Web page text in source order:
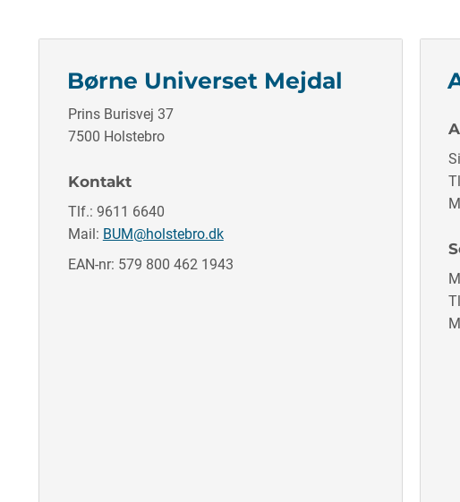
Børne Universet Mejdal
Prins Burisvej 37
7500 Holstebro
Kontakt
Tlf.: 9611 6640
Mail: BUM@holstebro.dk
EAN-nr: 579 800 462 1943